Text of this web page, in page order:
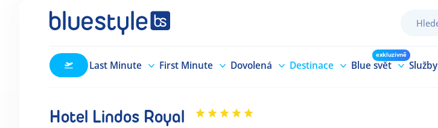
Last Minute First Minute Dovolená Destinace Blue svět
exkluzivně
Služby
Hotel Lindos Royal